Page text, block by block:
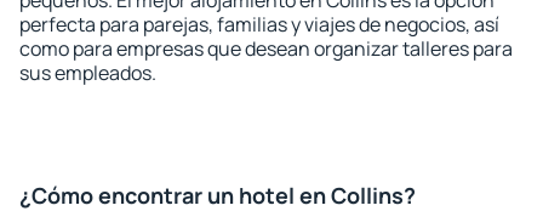
perfecta para parejas, familias y viajes de negocios, así
como para empresas que desean organizar talleres para
sus empleados.
¿Cómo encontrar un hotel en Collins?